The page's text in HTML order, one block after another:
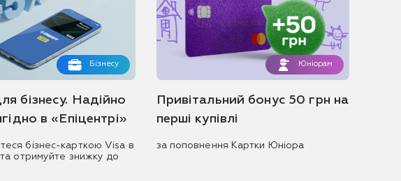
Бізнесу
бізнесу. Надійно
в «Епіцентрі»
бізнес-карткою Visa в
та отримуйте знижку до
Юніорам
Привітальний бонус 50 грн на
перші купівлі
за поповнення Картки Юніора